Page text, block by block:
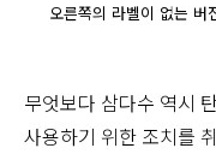
오른쪽의 라벨이 없는
무엇보다 삼다수 역시
사용하기 위한 조치를